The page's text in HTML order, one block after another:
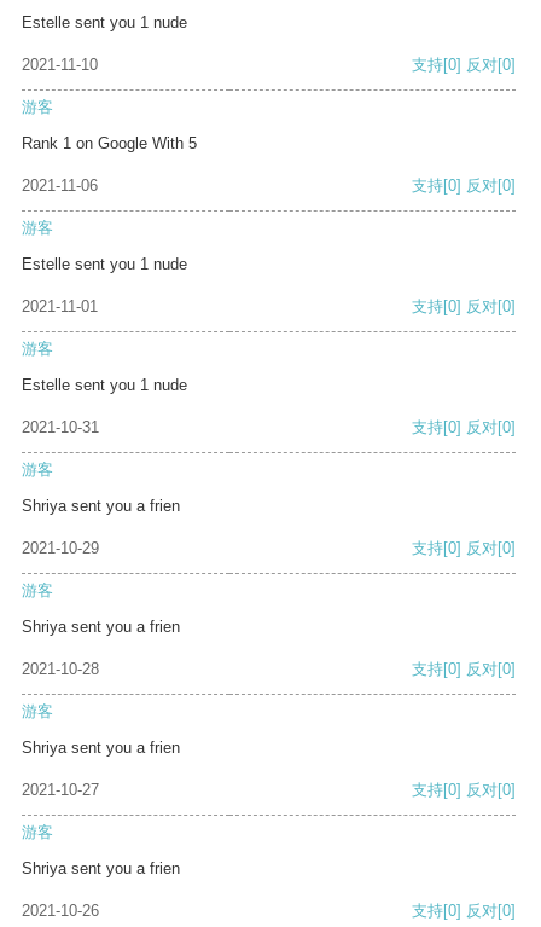
Estelle sent you 1 nude
2021-11-10 支持[0] 反对[0]
游客
Rank 1 on Google With 5
2021-11-06 支持[0] 反对[0]
游客
Estelle sent you 1 nude
2021-11-01 支持[0] 反对[0]
游客
Estelle sent you 1 nude
2021-10-31 支持[0] 反对[0]
游客
Shriya sent you a frien
2021-10-29 支持[0] 反对[0]
游客
Shriya sent you a frien
2021-10-28 支持[0] 反对[0]
游客
Shriya sent you a frien
2021-10-27 支持[0] 反对[0]
游客
Shriya sent you a frien
2021-10-26 支持[0] 反对[0]